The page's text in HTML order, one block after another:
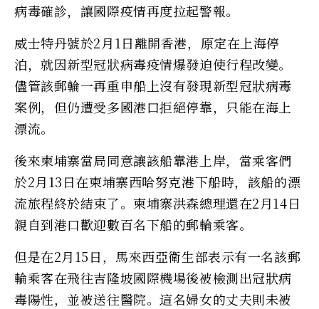
病毒確診，讓國際疫情再度拉起警報。
威士特丹號於2月1日離開香港，原定在上海停
泊，就因新型冠狀病毒疫情爆發迫使行程改變。
儘管該郵輪一再重申船上沒有發現新型冠狀病毒
案例，但仍遭受多國港口拒絕停靠，只能在海上
漂流。
後來柬埔寨當局同意讓該船靠港上岸，當乘客們
於2月13日在柬埔寨西哈努克港下船時，該船的漂
流旅程終於結束了。柬埔寨洪森總理還在2月14日
親自到港口歡迎數百名下船的郵輪乘客。
但是在2月15日，馬來西亞衛生部表示有一名該郵
輪乘客在飛往吉隆坡國際機場後被檢測出冠狀病
毒陽性，並被送往醫院。這名婦女的丈夫則未被